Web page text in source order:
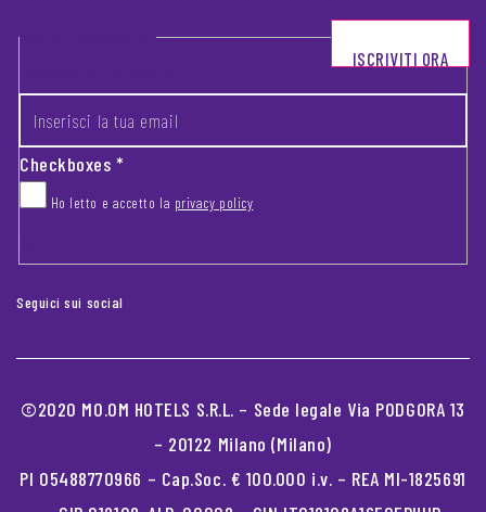
Footer newsletter
Checkboxes*
Ho letto e accetto la privacy policy
ISCRIVITI ORA
Seguici sui social
©2020 MO.OM HOTELS S.R.L. – Sede legale Via PODGORA 13
– 20122 Milano (Milano)
PI 05488770966 – Cap.Soc. € 100.000 i.v. – REA MI-1825691